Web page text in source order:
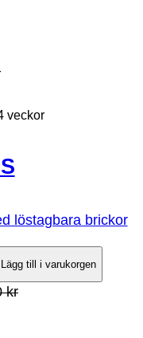
veckor
löstagbara brickor
Lägg till i varukorgen
kr